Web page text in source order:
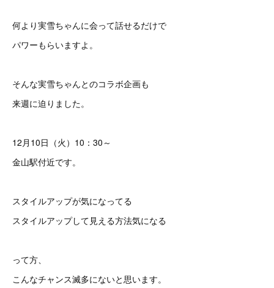
何より実雪ちゃんに会って話せるだけで
パワーもらいますよ。
そんな実雪ちゃんとのコラボ企画も
来週に迫りました。
12月10日（火）10：30～
金山駅付近です。
スタイルアップが気になってる
スタイルアップして見える方法気になる
って方、
こんなチャンス滅多にないと思います。